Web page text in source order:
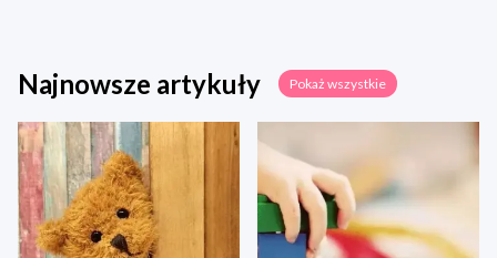
Najnowsze artykuły Pokaż wszystkie